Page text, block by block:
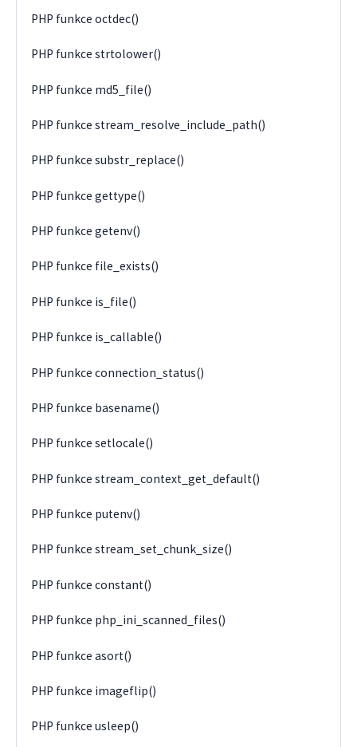
PHP funkce octdec()
PHP funkce strtolower()
PHP funkce md5_file()
PHP funkce stream_resolve_include_path()
PHP funkce substr_replace()
PHP funkce gettype()
PHP funkce getenv()
PHP funkce file_exists()
PHP funkce is_file()
PHP funkce is_callable()
PHP funkce connection_status()
PHP funkce basename()
PHP funkce setlocale()
PHP funkce stream_context_get_default()
PHP funkce putenv()
PHP funkce stream_set_chunk_size()
PHP funkce constant()
PHP funkce php_ini_scanned_files()
PHP funkce asort()
PHP funkce imageflip()
PHP funkce usleep()